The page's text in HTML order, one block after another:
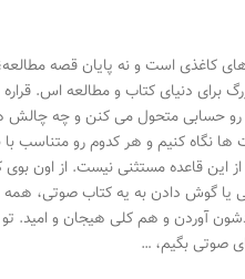
کاغذی است و نه پایان قصه
برای دنیای کتاب و مطالعه اس.
رو حسابی متحول می کنن و چه
نگاه کنیم و هر کدوم رو متناسب با
این قاعده مستثنی نیست. از اون
گوش دادن به یه کتاب صوتی، همه
آوردن و هم کلی هیجان و امید. تو
صوتی بگیم، …